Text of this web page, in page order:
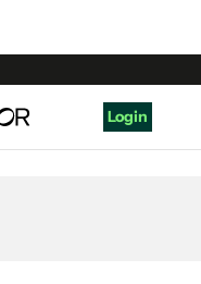
Login